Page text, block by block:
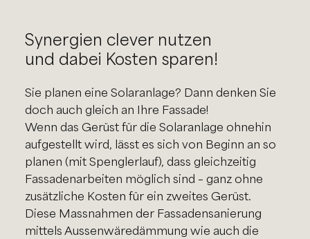
Synergien clever nutzen
und dabei Kosten sparen!
Sie planen eine Solaranlage? Dann denken Sie
doch auch gleich an Ihre Fassade!
Wenn das Gerüst für die Solaranlage ohnehin
aufgestellt wird, lässt es sich von Beginn an so
planen (mit Spenglerlauf), dass gleichzeitig
Fassadenarbeiten möglich sind – ganz ohne
zusätzliche Kosten für ein zweites Gerüst.
Diese Massnahmen der Fassadensanierung
mittels Aussenwäredämmung wie auch die